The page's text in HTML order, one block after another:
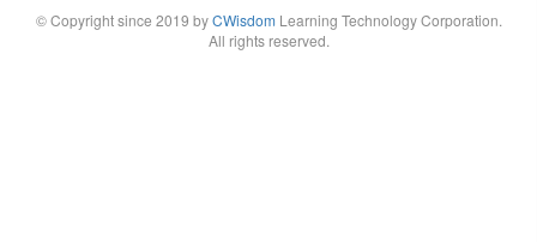
© Copyright since 2019 byCWisdomLearning Technology Corporation.
All rights reserved.